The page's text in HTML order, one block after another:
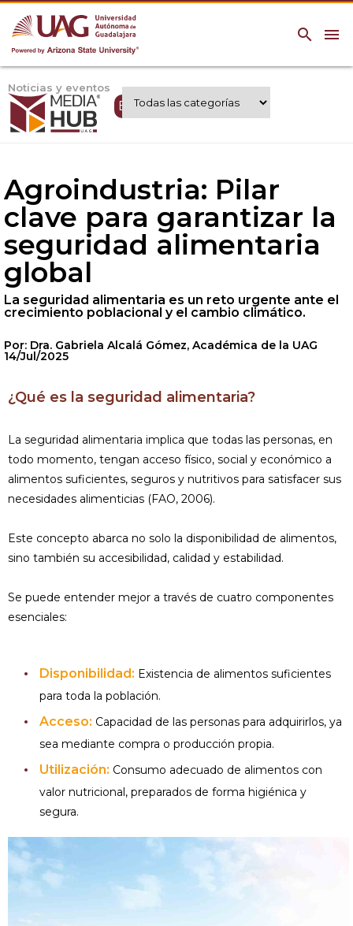
menu
search
Noticias y eventos
Expertos UAG
Agroindustria: Pilar
clave para garantizar la
seguridad alimentaria
global
La seguridad alimentaria es un reto urgente ante el
crecimiento poblacional y el cambio climático.
Por: Dra. Gabriela Alcalá Gómez, Académica de la UAG
14/Jul/2025
¿Qué es la seguridad alimentaria?
La seguridad alimentaria implica que todas las personas, en
todo momento, tengan acceso físico, social y económico a
alimentos suficientes, seguros y nutritivos para satisfacer sus
necesidades alimenticias (FAO, 2006).
Este concepto abarca no solo la disponibilidad de alimentos,
sino también su accesibilidad, calidad y estabilidad.
Se puede entender mejor a través de cuatro componentes
esenciales:
Disponibilidad: Existencia de alimentos suficientes
para toda la población.
Acceso: Capacidad de las personas para adquirirlos, ya
sea mediante compra o producción propia.
Utilización: Consumo adecuado de alimentos con
valor nutricional, preparados de forma higiénica y
segura.